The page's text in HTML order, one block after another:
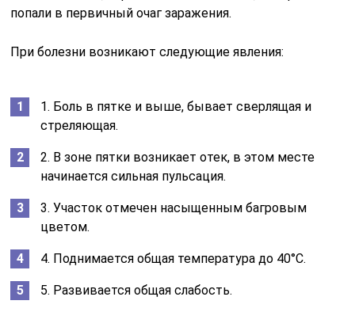
попали в первичный очаг заражения.
При болезни возникают следующие явления:
1. Боль в пятке и выше, бывает сверлящая и
стреляющая.
2. В зоне пятки возникает отек, в этом месте
начинается сильная пульсация.
3. Участок отмечен насыщенным багровым
цветом.
4. Поднимается общая температура до 40°С.
5. Развивается общая слабость.